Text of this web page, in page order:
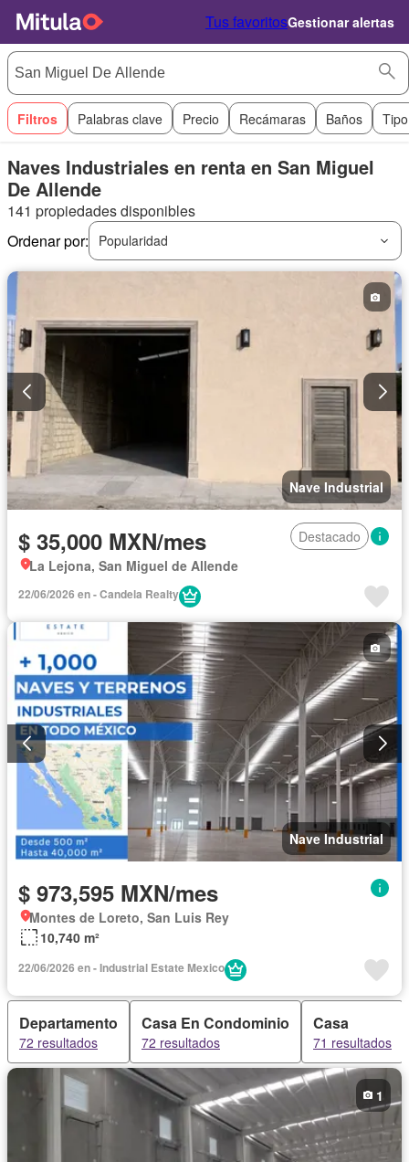
Tus favoritosGestionar alertas
Filtros Palabras clave Precio Recámaras Baños
Naves Industriales en renta en San Miguel
De Allende
141 propiedades disponibles
Ordenar por:
Popularidad
Nave Industrial
$ 35,000 MXN/mes
Destacado
La Lejona, San Miguel de Allende
22/06/2026 en - Candela Realty
Nave Industrial
$ 973,595 MXN/mes
Montes de Loreto, San Luis Rey
10,740 m²
22/06/2026 en - Industrial Estate Mexico
Departamento
72 resultados
Casa En Condominio
72 resultados
Casa
71 resultados
1